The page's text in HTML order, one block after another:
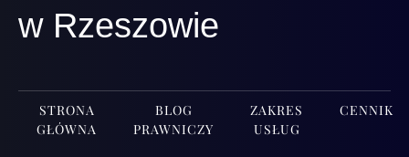
w Rzeszowie
STRONA
GŁÓWNA
BLOG
PRAWNICZY
ZAKRES
USŁUG
CENNIK